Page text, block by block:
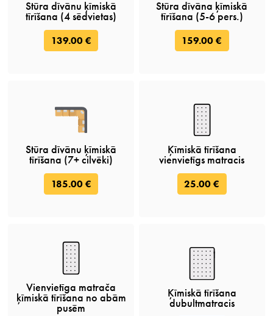
Stūra dīvānu ķīmiskā
tīrīšana (4 sēdvietas)
139.00 €
Stūra dīvāna ķīmiskā
tīrīšana (5-6 pers.)
159.00 €
Stūra dīvānu ķīmiskā
tīrīšana (7+ cilvēki)
185.00 €
Ķīmiskā tīrīšana
vienvietīgs matracis
25.00 €
Vienvietīga matrača
ķīmiskā tīrīšana no abām
pusēm
Ķīmiskā tīrīšana
dubultmatracis